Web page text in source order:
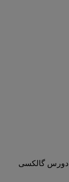
دورس گالکسی